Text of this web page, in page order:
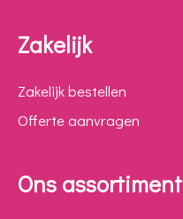
Zakelijk
Zakelijk bestellen
Offerte aanvragen
Ons assortiment